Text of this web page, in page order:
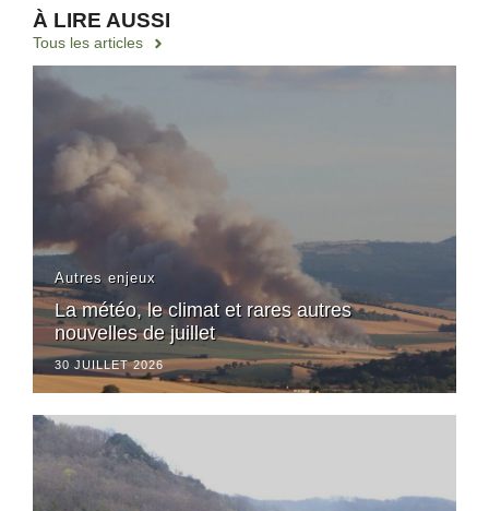
À LIRE AUSSI
Tous les articles
Autres enjeux
La météo, le climat et rares autres
nouvelles de juillet
30 JUILLET 2026